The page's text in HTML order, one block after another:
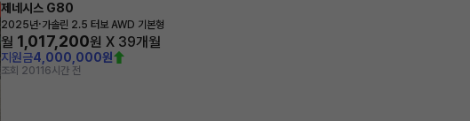
제네시스 G80
2025년·가솔린 2.5 터보 AWD 기본형
월 1,017,200원 X 39개월
지원금4,000,000원
조회 201 16시간 전